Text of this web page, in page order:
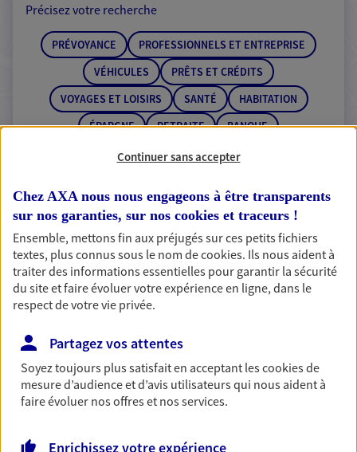
RECHERCHER
Précisez votre recherche
PRÉVOYANCE
PROFESSIONNELS ET ENTREPRISE
VÉHICULES
PRÊTS ET CRÉDITS
VOYAGES ET LOISIRS
SANTÉ
HABITATION
ÉPARGNE
RETRAITE BANQUE
1 résultat correspond à votre
recherche
Passer les
résultats
Dominique Beaudegel
France
Continuer sans accepter
Chez AXA nous nous engageons à être transparents
sur nos garanties, sur nos cookies et traceurs !
Ensemble, mettons fin aux préjugés sur ces petits fichiers
textes, plus connus sous le nom decookies. Ils nous aident à
traiter des informations essentielles pour garantir la sécurité
du site et faire évoluer votre expérience en ligne, dans le
respect de votre vie privée.
Partagez vos attentes
Soyez toujours plus satisfait en acceptant lescookiesde
mesure d’audience et d’avis utilisateurs qui nous aident à
faire évoluer nos offres et nos services.
Enrichissez votre expérience